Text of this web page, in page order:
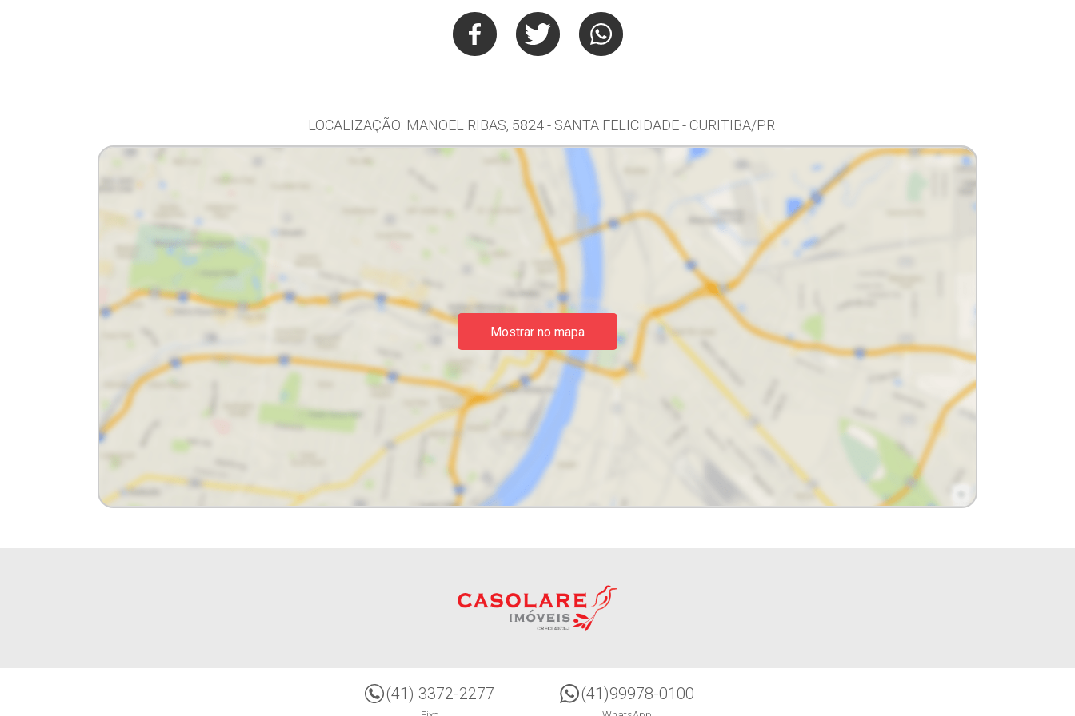
LOCALIZAÇÃO: MANOEL RIBAS, 5824 - SANTA FELICIDADE - CURITIBA/PR
Mostrar no mapa
(41) 3372-2277 (41)99978-0100